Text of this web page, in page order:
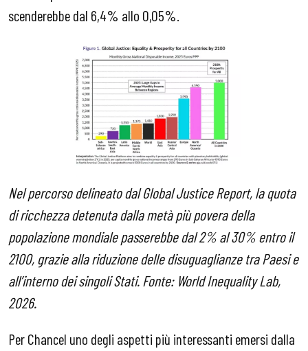
scenderebbe dal 6,4% allo 0,05%.
Nel percorso delineato dal Global Justice Report, la quota
di ricchezza detenuta dalla metà più povera della
popolazione mondiale passerebbe dal 2% al 30% entro il
2100, grazie alla riduzione delle disuguaglianze tra Paesi e
all’interno dei singoli Stati. Fonte: World Inequality Lab,
2026.
Per Chancel uno degli aspetti più interessanti emersi dalla